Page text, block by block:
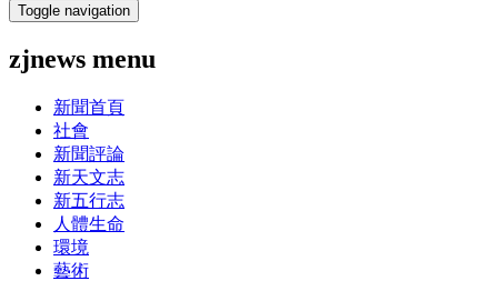
Toggle navigation
zjnews menu
新聞首頁
社會
新聞評論
新天文志
新五行志
人體生命
環境
藝術